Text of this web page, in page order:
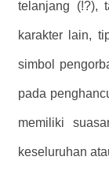
telanjang (!?),
karakter lain,
simbol
pada
memiliki
keseluruhan